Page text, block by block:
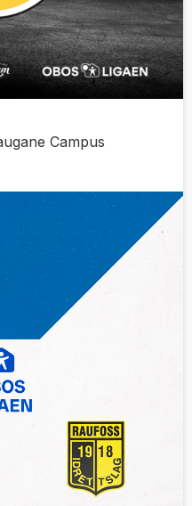
Campus